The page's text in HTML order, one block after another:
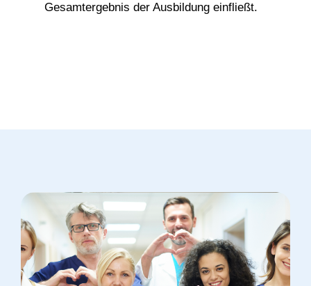
Gesamtergebnis der Ausbildung einfließt.